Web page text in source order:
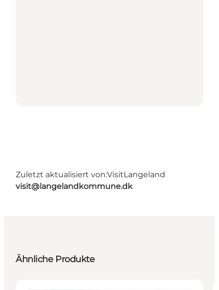
Zuletzt aktualisiert von:VisitLangeland
visit@langelandkommune.dk
Ähnliche Produkte